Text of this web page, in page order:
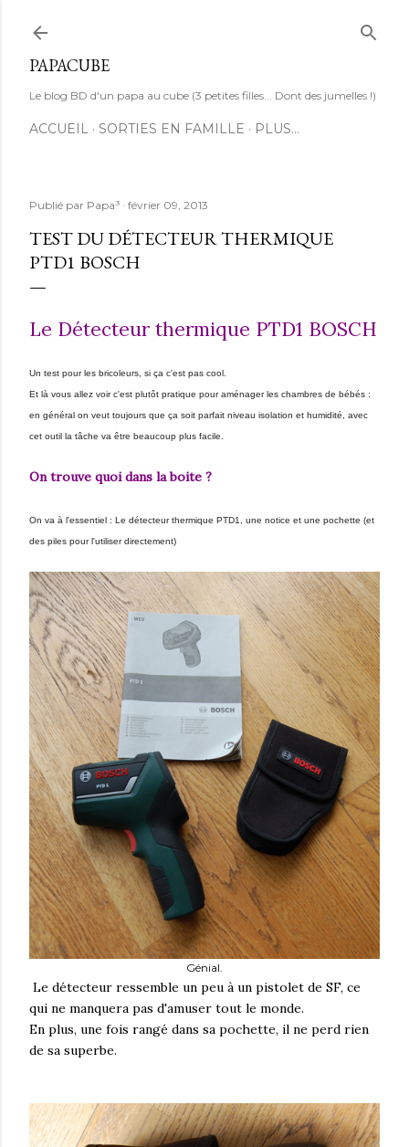
PAPACUBE
Le blog BD d'un papa au cube (3 petites filles... Dont des jumelles !)
ACCUEIL SORTIES EN FAMILLE PLUS…
Publié par Papa³ février 09, 2013
TEST DU DÉTECTEUR THERMIQUE
PTD1 BOSCH
Le Détecteur thermique PTD1 BOSCH
Un test pour les bricoleurs, si ça c'est pas cool.
Et là vous allez voir c'est plutôt pratique pour aménager les chambres de bébés :
en général on veut toujours que ça soit parfait niveau isolation et humidité, avec
cet outil la tâche va être beaucoup plus facile.
On trouve quoi dans la boite ?
On va à l'essentiel : Le détecteur thermique PTD1, une notice et une pochette (et
des piles pour l'utiliser directement)
Génial.
Le détecteur ressemble un peu à un pistolet de SF, ce
qui ne manquera pas d'amuser tout le monde.
En plus, une fois rangé dans sa pochette, il ne perd rien
de sa superbe.